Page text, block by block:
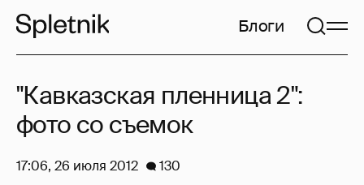
Блоги
"Кавказская пленница 2":
фото со съемок
17:06, 26 июля 2012 130